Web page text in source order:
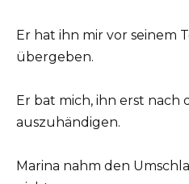
Er hat ihn mir vor seinem
übergeben.
Er bat mich, ihn erst nach
auszuhändigen.
Marina nahm den